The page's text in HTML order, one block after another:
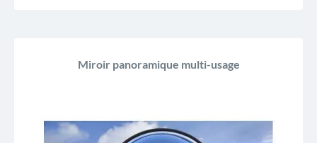
Miroir panoramique multi-usage